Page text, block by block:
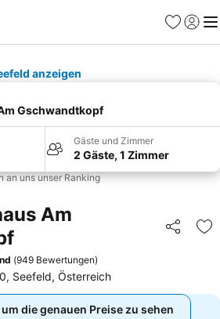
Favoriten
anzeigen
Gschwandtkopf
Gäste und Zimmer
2 Gäste, 1 Zimmer
an uns unser Ranking
Am
Teilen
(949 Bewertungen)
Seefeld, Österreich
die genauen Preise zu sehen
die genauen Preise zu sehen